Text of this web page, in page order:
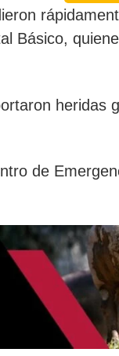
Básico,
heridas
de